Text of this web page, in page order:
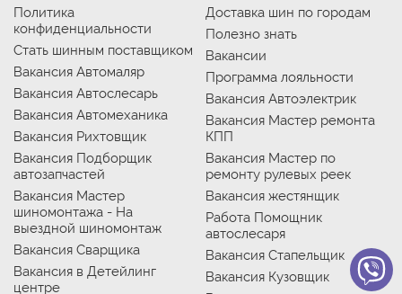
Политика
конфиденциальности
Стать шинным поставщиком
Вакансия Автомаляр
Вакансия Автослесарь
Вакансия Автомеханика
Вакансия Рихтовщик
Вакансия Подборщик
автозапчастей
Вакансия Мастер
шиномонтажа - На
выездной шиномонтаж
Вакансия Сварщика
Вакансия в Детейлинг
центре
Доставка шин по городам
Полезно знать
Вакансии
Программа лояльности
Вакансия Автоэлектрик
Вакансия Мастер ремонта
КПП
Вакансия Мастер по
ремонту рулевых реек
Вакансия жестянщик
Работа Помощник
автослесаря
Вакансия Стапельщик
Вакансия Кузовщик